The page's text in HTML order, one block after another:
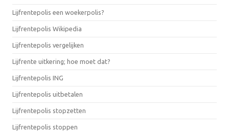
Lijfrentepolis een woekerpolis?
Lijfrentepolis Wikipedia
Lijfrentepolis vergelijken
Lijfrente uitkering; hoe moet dat?
Lijfrentepolis ING
Lijfrentepolis uitbetalen
Lijfrentepolis stopzetten
Lijfrentepolis stoppen